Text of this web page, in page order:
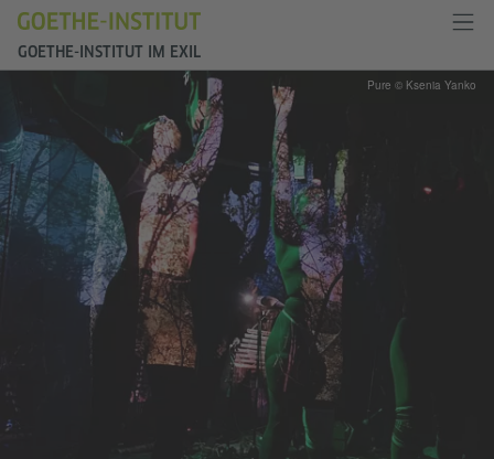
GOETHE-INSTITUT IM EXIL
Pure © Ksenia Yanko